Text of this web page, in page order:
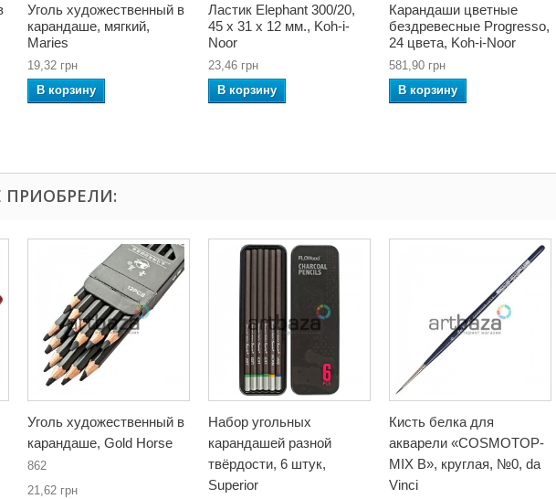
Уголь художественный в
карандаше, мягкий,
Maries
19,32 грн
В корзину
Ластик Elephant 300/20,
45 x 31 x 12 мм., Koh-i-
Noor
23,46 грн
В корзину
Карандаши цветные
бездревесные Progresso,
24 цвета, Koh-i-Noor
581,90 грн
В корзину
ПРИОБРЕЛИ:
Уголь художественный в
карандаше, Gold Horse
862
21,62 грн
Набор угольных
карандашей разной
твёрдости, 6 штук,
Superior
Кисть белка для
акварели «COSMOTOP-
MIX B», круглая, №0, da
Vinci